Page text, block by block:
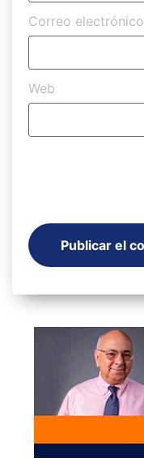
Correo electrónico
Web